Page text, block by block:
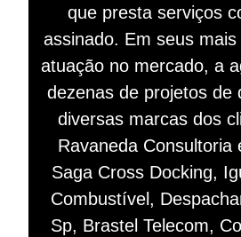
que presta serviços
assinado. Em seus
atuação no mercado, a
dezenas de projetos de
diversas marcas dos
Ravaneda Consultoria
Saga Cross Docking,
Combustível,
Sp, Brastel Telecom,